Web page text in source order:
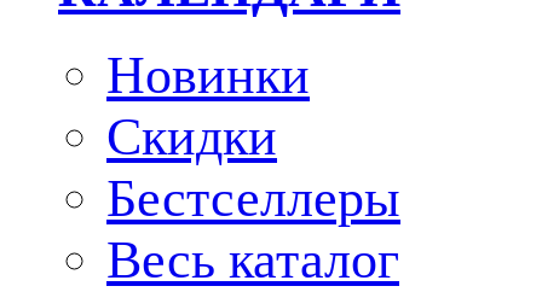
Новинки
Скидки
Бестселлеры
Весь каталог